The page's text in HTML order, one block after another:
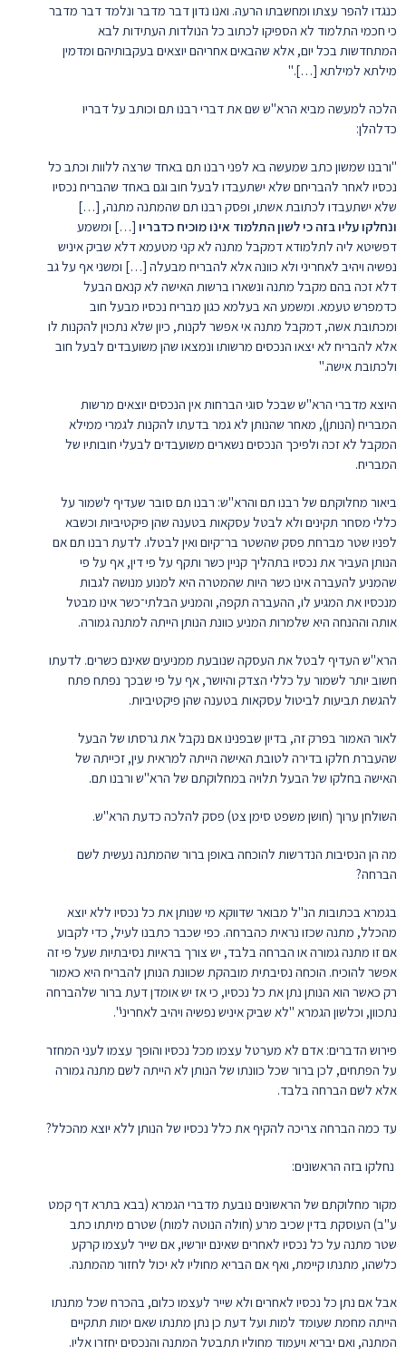
כנגדו להפר עצתו ומחשבתו הרעה. ואנו נדון דבר מדבר ונלמד דבר מדבר
כי חכמי התלמוד לא הספיקו לכתוב כל הנולדות העתידות לבא
המתחדשות בכל יום, אלא שהבאים אחריהם יוצאים בעקבותיהם ומדמין
מילתא למילתא […]."
הלכה למעשה מביא הרא"ש שם את דברי רבנו תם וכותב על דבריו
כדלהלן:
"ורבנו שמשון כתב שמעשה בא לפני רבנו תם באחד שרצה ללוות וכתב כל
נכסיו לאחר להבריחם שלא ישתעבדו לבעל חוב וגם באחד שהבריח נכסיו
שלא ישתעבדו לכתובת אשתו, ופסק רבנו תם שהמתנה מתנה, […]
ונחלקו עליו בזה כי לשון התלמוד אינו מוכיח כדבריו […] ומשמע
דפשיטא ליה לתלמודא דמקבל מתנה לא קני מטעמא דלא שביק איניש
נפשיה ויהיב לאחריני ולא כוונה אלא להבריח מבעלה […] ומשני אף על גב
דלא זכה בהם מקבל מתנה ונשארו ברשות האישה לא קנאם הבעל
כדמפרש טעמא. ומשמע הא בעלמא כגון מבריח נכסיו מבעל חוב
ומכתובת אשה, דמקבל מתנה אי אפשר לקנות, כיון שלא נתכוין להקנות לו
אלא להבריח לא יצאו הנכסים מרשותו ונמצאו שהן משועבדים לבעל חוב
ולכתובת אישה."
היוצא מדברי הרא"ש שבכל סוגי הברחות אין הנכסים יוצאים מרשות
המבריח (הנותן), מאחר שהנותן לא גמר בדעתו להקנות לגמרי ממילא
המקבל לא זכה ולפיכך הנכסים נשארים משועבדים לבעלי חובותיו של
המבריח.
ביאור מחלוקתם של רבנו תם והרא"ש: רבנו תם סובר שעדיף לשמור על
כללי מסחר תקינים ולא לבטל עסקאות בטענה שהן פיקטיביות וכשבא
לפניו שטר מברחת פסק שהשטר בר־קיום ואין לבטלו. לדעת רבנו תם אם
הנותן העביר את נכסיו בתהליך קניין כשר ותקף על פי דין, אף על פי
שהמניע להעברה אינו כשר היות שהמטרה היא למנוע מנושה לגבות
מנכסיו את המגיע לו, ההעברה תקפה, והמניע הבלתי־כשר אינו מבטל
אותה וההנחה היא שלמרות המניע כוונת הנותן הייתה למתנה גמורה.
הרא"ש העדיף לבטל את העסקה שנובעת ממניעים שאינם כשרים. לדעתו
חשוב יותר לשמור על כללי הצדק והיושר, אף על פי שבכך נפתח פתח
להגשת תביעות לביטול עסקאות בטענה שהן פיקטיביות.
לאור האמור בפרק זה, בדיון שבפנינו אם נקבל את גרסתו של הבעל
שהעברת חלקו בדירה לטובת האישה הייתה למראית עין, זכייתה של
האישה בחלקו של הבעל תלויה במחלוקתם של הרא"ש ורבנו תם.
השולחן ערוך (חושן משפט סימן צט) פסק להלכה כדעת הרא"ש.
מה הן הנסיבות הנדרשות להוכחה באופן ברור שהמתנה נעשית לשם
הברחה?
בגמרא בכתובות הנ"ל מבואר שדווקא מי שנותן את כל נכסיו ללא יוצא
מהכלל, מתנה שכזו נראית כהברחה. כפי שכבר כתבנו לעיל, כדי לקבוע
אם זו מתנה גמורה או הברחה בלבד, יש צורך בראיות נסיבתיות שעל פי זה
אפשר להוכיח. הוכחה נסיבתית מובהקת שכוונת הנותן להבריח היא כאמור
רק כאשר הוא הנותן נתן את כל נכסיו, כי אז יש אומדן דעת ברור שלהברחה
נתכוון, וכלשון הגמרא "לא שביק איניש נפשיה ויהיב לאחריני".
פירוש הדברים: אדם לא מערטל עצמו מכל נכסיו והופך עצמו לעני המחזר
על הפתחים, לכן ברור שכל כוונתו של הנותן לא הייתה לשם מתנה גמורה
אלא לשם הברחה בלבד.
עד כמה הברחה צריכה להקיף את כלל נכסיו של הנותן ללא יוצא מהכלל?
נחלקו בזה הראשונים:
מקור מחלוקתם של הראשונים נובעת מדברי הגמרא (בבא בתרא דף קמט
ע"ב) העוסקת בדין שכיב מרע (חולה הנוטה למות) שטרם מיתתו כתב
שטר מתנה על כל נכסיו לאחרים שאינם יורשיו, אם שייר לעצמו קרקע
כלשהו, מתנתו קיימת, ואף אם הבריא מחוליו לא יכול לחזור מהמתנה.
אבל אם נתן כל נכסיו לאחרים ולא שייר לעצמו כלום, בהכרח שכל מתנתו
הייתה מחמת שעומד למות ועל דעת כן נתן מתנתו שאם ימות תתקיים
המתנה, ואם יבריא ויעמוד מחוליו תתבטל המתנה והנכסים יחזרו אליו.